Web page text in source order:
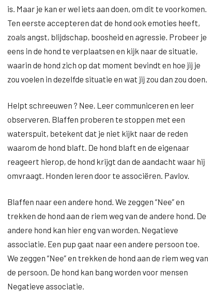
is. Maar je kan er wel iets aan doen, om dit te voorkomen.
Ten eerste accepteren dat de hond ook emoties heeft,
zoals angst, blijdschap, boosheid en agressie. Probeer je
eens in de hond te verplaatsen en kijk naar de situatie,
waarin de hond zich op dat moment bevindt en hoe jij je
zou voelen in dezelfde situatie en wat jij zou dan zou doen.
Helpt schreeuwen ? Nee. Leer communiceren en leer
observeren. Blaffen proberen te stoppen met een
waterspuit, betekent dat je niet kijkt naar de reden
waarom de hond blaft. De hond blaft en de eigenaar
reageert hierop, de hond krijgt dan de aandacht waar hij
omvraagt. Honden leren door te associëren. Pavlov.
Blaffen naar een andere hond. We zeggen “Nee” en
trekken de hond aan de riem weg van de andere hond. De
andere hond kan hier eng van worden. Negatieve
associatie. Een pup gaat naar een andere persoon toe.
We zeggen “Nee” en trekken de hond aan de riem weg van
de persoon. De hond kan bang worden voor mensen
Negatieve associatie.